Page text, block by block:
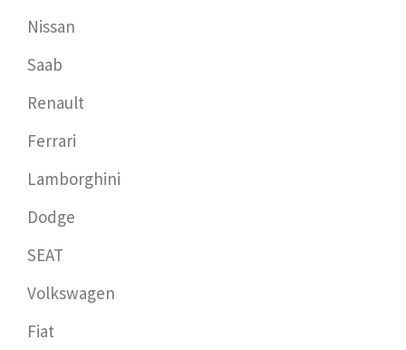
Nissan
Saab
Renault
Ferrari
Lamborghini
Dodge
SEAT
Volkswagen
Fiat